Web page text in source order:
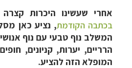
אחרי שעשינו היכרות
בכתבה הקודמת, נציע כאן
המשלב נוף טבעי עם נוף
הרריים, יערות, קניונים,
המופלא הזה להציע.